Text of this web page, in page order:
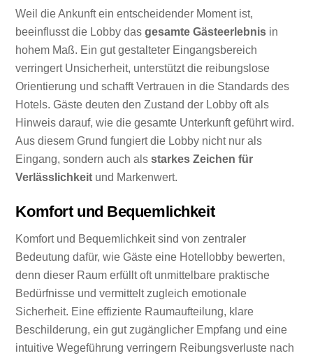
Weil die Ankunft ein entscheidender Moment ist,
beeinflusst die Lobby dasgesamte Gästeerlebnis in
hohem Maß. Ein gut gestalteter Eingangsbereich
verringert Unsicherheit, unterstützt die reibungslose
Orientierung und schafft Vertrauen in die Standards des
Hotels. Gäste deuten den Zustand der Lobby oft als
Hinweis darauf, wie die gesamte Unterkunft geführt wird.
Aus diesem Grund fungiert die Lobby nicht nur als
Eingang, sondern auch alsstarkes Zeichen für
Verlässlichkeit und Markenwert.
Komfort und Bequemlichkeit
Komfort und Bequemlichkeit sind von zentraler
Bedeutung dafür, wie Gäste eine Hotellobby bewerten,
denn dieser Raum erfüllt oft unmittelbare praktische
Bedürfnisse und vermittelt zugleich emotionale
Sicherheit. Eine effiziente Raumaufteilung, klare
Beschilderung, ein gut zugänglicher Empfang und eine
intuitive Wegeführung verringern Reibungsverluste nach